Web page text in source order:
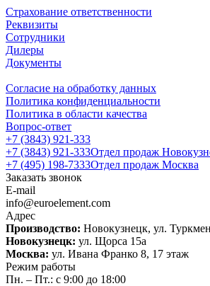
Страхование ответственности
Реквизиты
Сотрудники
Дилеры
Документы
Согласие на обработку данных
Политика конфиденциальности
Политика в области качества
Вопрос-ответ
+7 (3843) 921-333
+7 (3843) 921-333Отдел продаж
+7 (495) 198-7333Отдел продаж Москва
Заказать звонок
E-mail
info@euroelement.com
Адрес
Производство: Новокузнецк, ул.
Новокузнецк: ул. Щорса 15а
Москва: ул. Ивана Франко 8, 17 этаж
Режим работы
Пн. – Пт.: с 9:00 до 18:00